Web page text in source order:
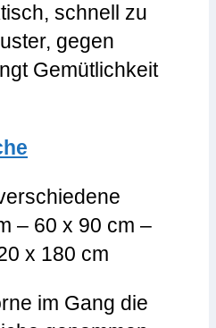
schnell zu
gegen
Gemütlichkeit
– 60 x 90 cm –
x 180 cm
im Gang die